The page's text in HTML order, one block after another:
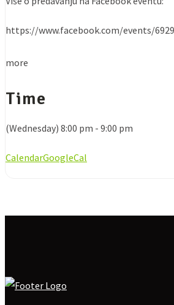
https://www.facebook.com/events/
more
Time
(Wednesday) 8:00 pm - 9:00 pm
CalendarGoogleCal